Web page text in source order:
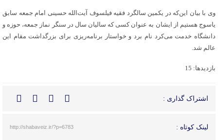
وی با بیان این‌که در یکمین سالگرد فقیه فیلسوف آیت‌الله حسینی امام جمعه سابق
یاسوج هستیم از ایشان به عنوان کسی که سالیان سال در سنگر نماز جمعه، حوزه و
دانشگاه خدمت می‌کرد نام برد و خواستار برنامه‌ریزی برای بزرگداشت مقام این
عالم شد.
بازدیدها: 15
اشتراک گذاری :
لینک کوتاه : http://shabaveiz.ir/?p=6783